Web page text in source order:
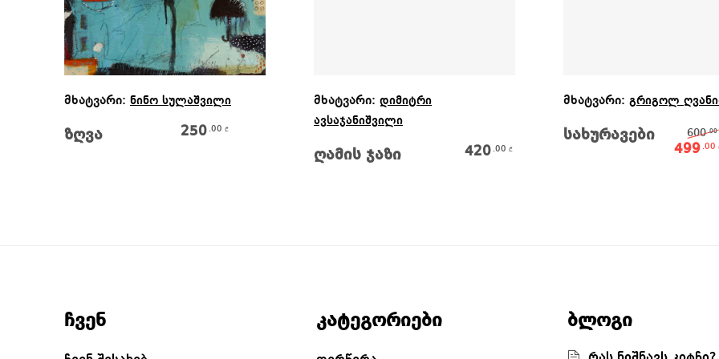
მხატვარი: ნინო სულაშვილი
ზღვა 250 .00 ₾
მხატვარი: დიმიტრი
ავსაჯანიშვილი
ღამის ჯაზი 420 .00 ₾
მხატვარი: გრიგოლ
სახურავები 600.00
499 .00
ჩვენ კატეგორიები ბლოგი